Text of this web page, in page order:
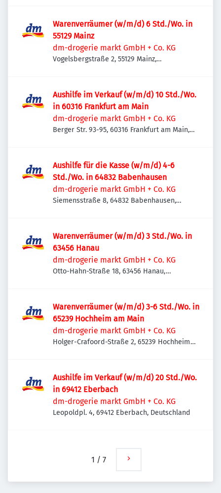
Warenverräumer (w/m/d) 6 Std./Wo. in
55129 Mainz
dm-drogerie markt GmbH + Co. KG
Vogelsbergstraße 2, 55129 Mainz,
Aushilfe im Verkauf (w/m/d) 10 Std./Wo.
in 60316 Frankfurt am Main
dm-drogerie markt GmbH + Co. KG
Berger Str. 93-95, 60316 Frankfurt am Main,
Aushilfe für die Kasse (w/m/d) 4-6
Std./Wo. in 64832 Babenhausen
dm-drogerie markt GmbH + Co. KG
Siemensstraße 8, 64832 Babenhausen,
Warenverräumer (w/m/d) 3 Std./Wo. in
63456 Hanau
dm-drogerie markt GmbH + Co. KG
Otto-Hahn-Straße 18, 63456 Hanau,
Warenverräumer (w/m/d) 3-6 Std./Wo. in
65239 Hochheim am Main
dm-drogerie markt GmbH + Co. KG
Holger-Crafoord-Straße 2, 65239 Hochheim
Aushilfe im Verkauf (w/m/d) 20 Std./Wo.
in 69412 Eberbach
dm-drogerie markt GmbH + Co. KG
Leopoldpl. 4, 69412 Eberbach, Deutschland
1 / 7